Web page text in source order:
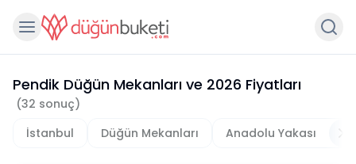
Pendik Düğün Mekanları ve 2026 Fiyatları
(32 sonuç)
İstanbul
Düğün Mekanları Anadolu Yakası